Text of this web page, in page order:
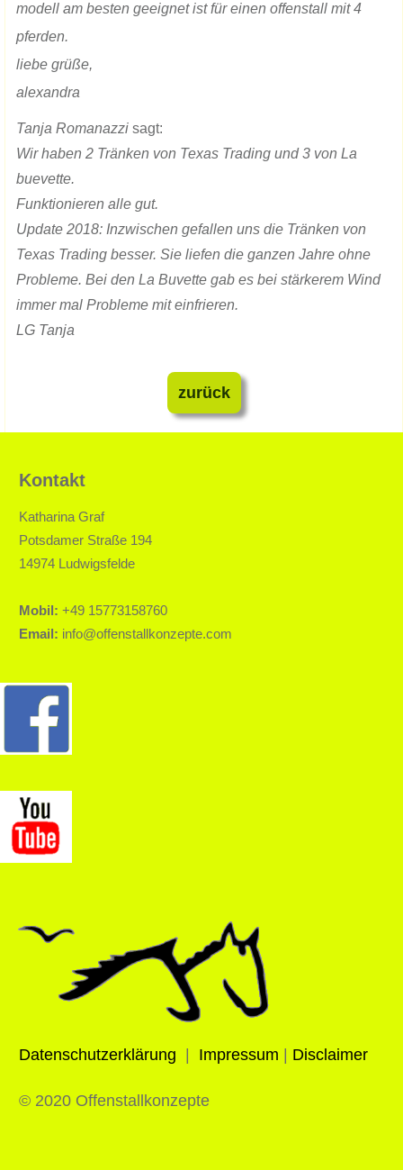
modell am besten geeignet ist für einen offenstall mit 4
pferden.
liebe grüße,
alexandra
Tanja Romanazzi sagt:
Wir haben 2 Tränken von Texas Trading und 3 von La
buevette.
Funktionieren alle gut.
Update 2018: Inzwischen gefallen uns die Tränken von
Texas Trading besser. Sie liefen die ganzen Jahre ohne
Probleme. Bei den La Buvette gab es bei stärkerem Wind
immer mal Probleme mit einfrieren.
LG Tanja
zurück
Kontakt
Katharina Graf
Potsdamer Straße 194
14974 Ludwigsfelde
Mobil: +49 15773158760
Email: info@offenstallkonzepte.com
Datenschutzerklärung Impressum Disclaimer
© 2020 Offenstallkonzepte